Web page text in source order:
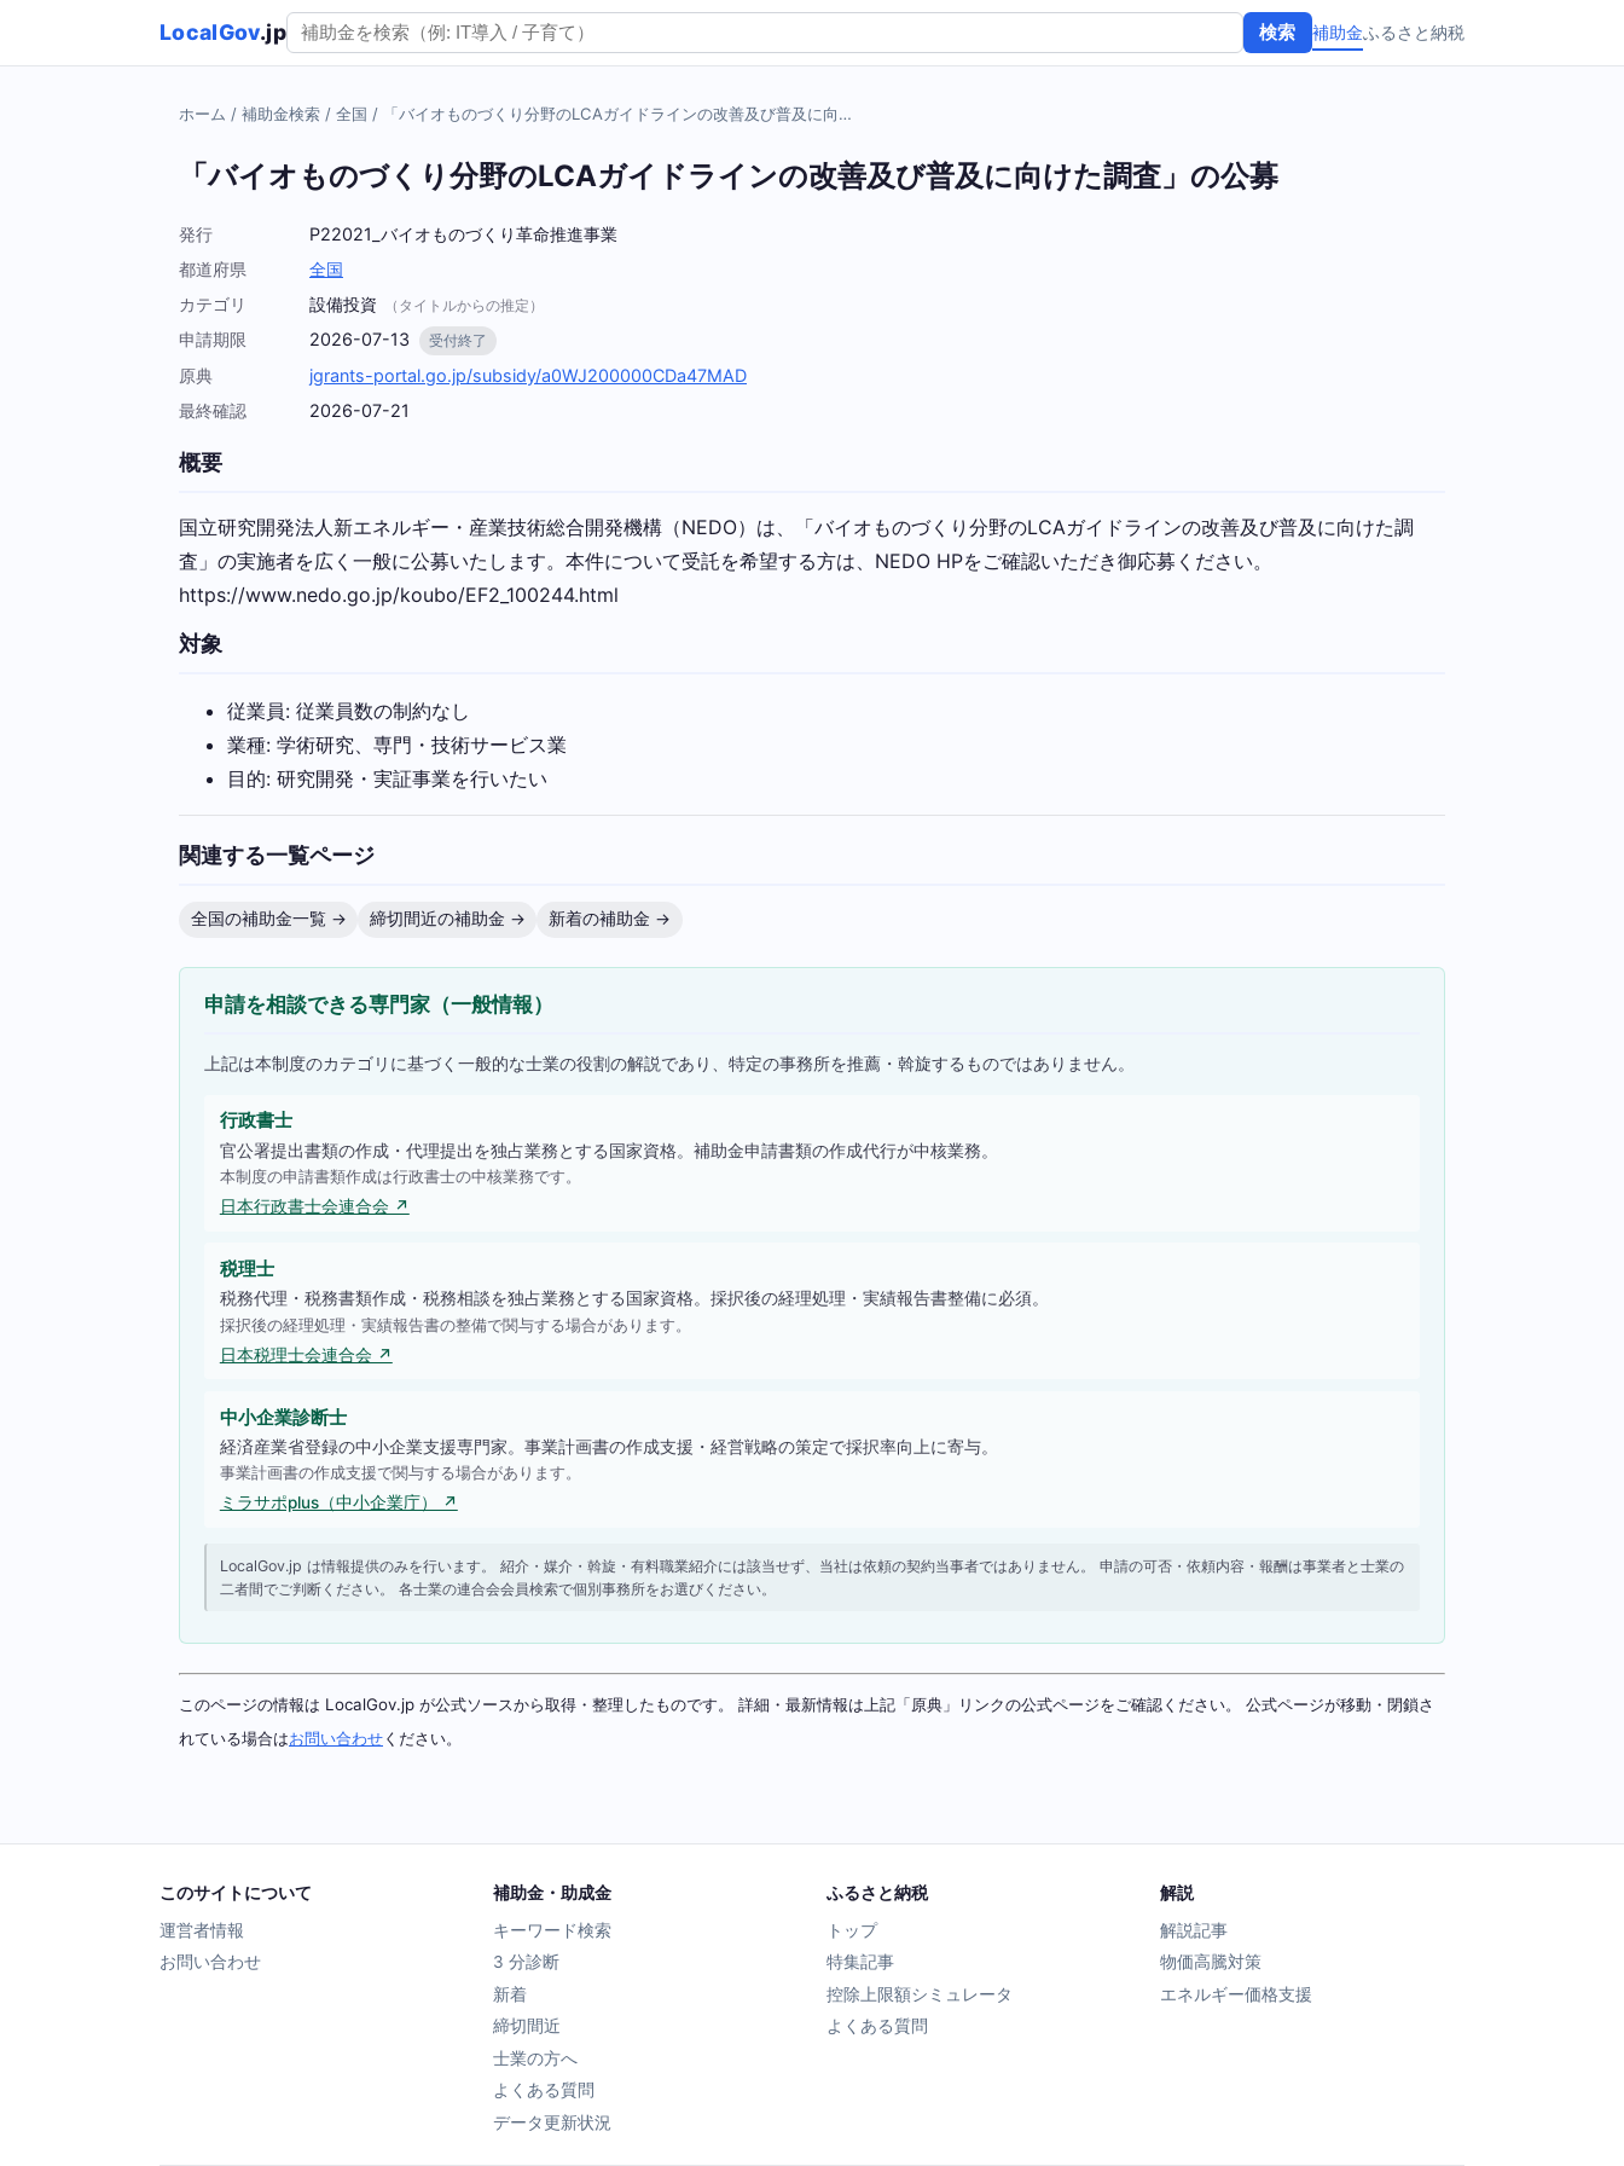
LocalGov.jp 検索 補助金ふるさと納税
ホーム / 補助金検索 / 全国 / 「バイオものづくり分野のLCAガイドラインの改善及び普及に向…
「バイオものづくり分野のLCAガイドラインの改善及び普及に向けた調査」の公募
発行
P22021_バイオものづくり革命推進事業
都道府県
全国
カテゴリ
設備投資 （タイトルからの推定）
申請期限 2026-07-13 受付終了
原典
jgrants-portal.go.jp/subsidy/a0WJ200000CDa47MAD
最終確認
2026-07-21
概要
国立研究開発法人新エネルギー・産業技術総合開発機構（NEDO）は、「バイオものづくり分野のLCAガイドラインの改善及び普及に向けた調
査」の実施者を広く一般に公募いたします。本件について受託を希望する方は、NEDO HPをご確認いただき御応募ください。
https://www.nedo.go.jp/koubo/EF2_100244.html
対象
従業員: 従業員数の制約なし
業種: 学術研究、専門・技術サービス業
目的: 研究開発・実証事業を行いたい
関連する一覧ページ
全国の補助金一覧 → 締切間近の補助金 → 新着の補助金 →
申請を相談できる専門家（一般情報）
上記は本制度のカテゴリに基づく一般的な士業の役割の解説であり、特定の事務所を推薦・斡旋するものではありません。
行政書士
官公署提出書類の作成・代理提出を独占業務とする国家資格。補助金申請書類の作成代行が中核業務。
本制度の申請書類作成は行政書士の中核業務です。
日本行政書士会連合会 ↗
税理士
税務代理・税務書類作成・税務相談を独占業務とする国家資格。採択後の経理処理・実績報告書整備に必須。
採択後の経理処理・実績報告書の整備で関与する場合があります。
日本税理士会連合会 ↗
中小企業診断士
経済産業省登録の中小企業支援専門家。事業計画書の作成支援・経営戦略の策定で採択率向上に寄与。
事業計画書の作成支援で関与する場合があります。
ミラサポplus（中小企業庁） ↗
LocalGov.jp は情報提供のみを行います。 紹介・媒介・斡旋・有料職業紹介には該当せず、当社は依頼の契約当事者ではありません。 申請の可否・依頼内容・報酬は事業者と士業の
二者間でご判断ください。 各士業の連合会会員検索で個別事務所をお選びください。
このページの情報は LocalGov.jp が公式ソースから取得・整理したものです。 詳細・最新情報は上記「原典」リンクの公式ページをご確認ください。 公式ページが移動・閉鎖さ
れている場合はお問い合わせください。
このサイトについて
運営者情報
お問い合わせ
補助金・助成金
キーワード検索
3 分診断
新着
締切間近
士業の方へ
よくある質問
データ更新状況
ふるさと納税
トップ
特集記事
控除上限額シミュレータ
よくある質問
解説
解説記事
物価高騰対策
エネルギー価格支援